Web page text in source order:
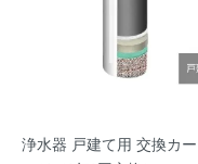
浄水器 戸建て用 交換カー